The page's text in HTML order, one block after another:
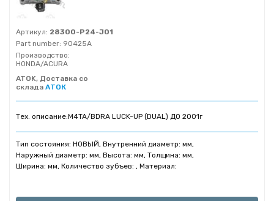
Артикул: 28300-P24-J01
Part number: 90425A
Производство:
HONDA/ACURA
ATOK, Доставка со
склада АТОК
Тех. описание:M4TA/BDRA LUCK-UP (DUAL) ДО 2001г
Тип состояния: НОВЫЙ, Внутренний диаметр: мм,
Наружный диаметр: мм, Высота: мм, Толщина: мм,
Ширина: мм, Количество зубъев: , Материал: